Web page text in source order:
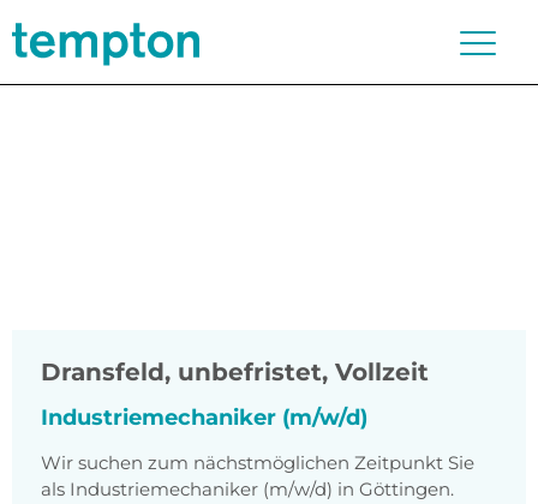
Dransfeld, unbefristet, Vollzeit
Industriemechaniker (m/w/d)
Wir suchen zum nächstmöglichen Zeitpunkt Sie
als Industriemechaniker (m/w/d) in Göttingen.